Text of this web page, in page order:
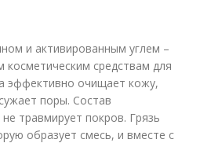
и активированным углем –
средствам для
эффективно очищает кожу,
поры. Состав
травмирует покров. Грязь
образует смесь, и вместе с